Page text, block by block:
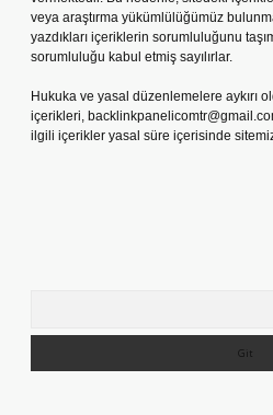
veya araştırma yükümlülüğümüz
yazdıkları içeriklerin sorumluluğunu
sorumluluğu kabul etmiş sayılırlar.
Hukuka ve yasal düzenlemelere aykırı
içerikleri,
ilgili içerikler yasal süre içerisinde